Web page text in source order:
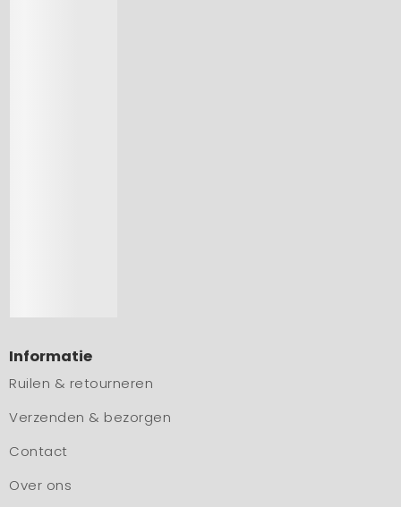
Informatie
Ruilen & retourneren
Verzenden & bezorgen
Contact
Over ons